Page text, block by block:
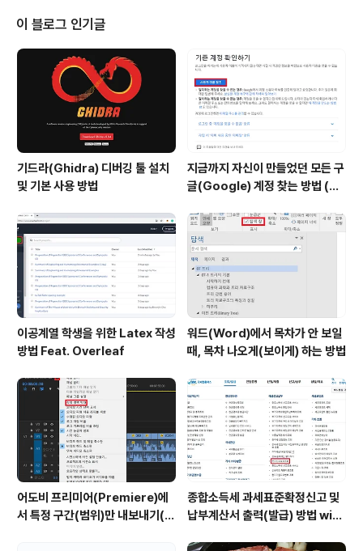
하려면 귀찮은 작업이 될 것입니다. 따라서 다음과 같이 클
라이언트의 메소드(Method)의 종류에 따라서 단순히 응
답하는 함수를 만들었습니다. GET 방식과 POST 방식에
대해서만 작업했습니다. exports.handler = (event, c
ontext, callback) => ..
이 블로그 인기글
기드라(Ghidra) 디버깅 툴 설치
및 기본 사용 방법
지금까지 자신이 만들었던 모든 구
글(Google) 계정 찾는 방법 (핸
이공계열 학생을 위한 Latex 작성
방법 Feat. Overleaf
워드(Word)에서 목차가 안 보일
때, 목차 나오게(보이게) 하는 방법
어도비 프리미어(Premiere)에
서 특정 구간(범위)만 내보내기(출
종합소득세 과세표준확정신고 및
납부계산서 출력(발급) 방법 with